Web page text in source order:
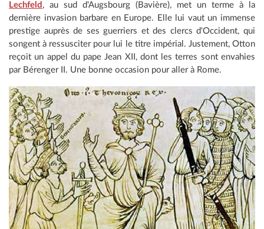
Lechfeld , au sud d'Augsbourg (Bavière), met un terme à la
dernière invasion barbare en Europe. Elle lui vaut un immense
prestige auprès de ses guerriers et des clercs d'Occident, qui
songent à ressusciter pour lui le titre impérial. Justement, Otton
reçoit un appel du pape Jean XII, dont les terres sont envahies
par Bérenger II. Une bonne occasion pour aller à Rome.